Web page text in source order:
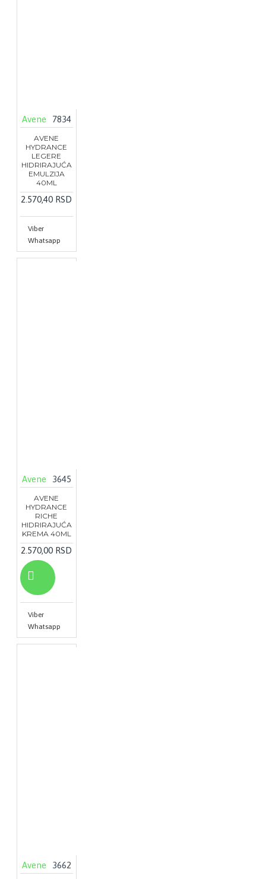
Avene 7834
AVENE
HYDRANCE
LEGERE
HIDRIRAJUĆA
EMULZIJA
40ML
2.570,40 RSD
Viber
Whatsapp
Avene 3645
AVENE
HYDRANCE
RICHE
HIDRIRAJUĆA
KREMA 40ML
2.570,00 RSD
Viber
Whatsapp
Avene 3662